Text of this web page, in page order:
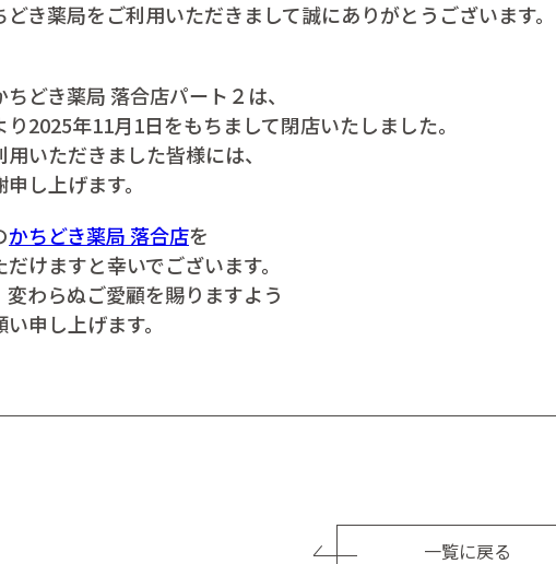
どき薬局をご利用いただきまして誠にありがとうございます。
ちどき薬局 落合店パート２は、
2025年11月1日をもちまして閉店いたしました。
いただきました皆様には、
し上げます。
かちどき薬局 落合店を
けますと幸いでございます。
変わらぬご愛顧を賜りますよう
申し上げます。
一覧に戻る